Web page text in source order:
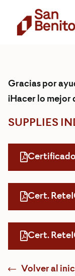
Gracias por
¡Hacer lo
SUPPLIES
Cert.
Cert.
Volver al